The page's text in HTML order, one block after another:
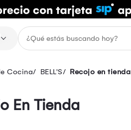
Cocina BELL'S Recojo en tienda
En Tienda